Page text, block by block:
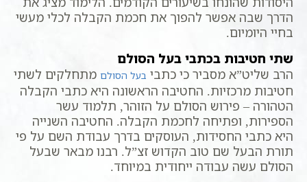
הדרך שבה אפשר להפוך את חכמת הקבלה לכלי מעשי
בחיי היומיום.
שתי חטיבות בכתבי בעל הסולם
הרב שליט”א מסביר כי כתבי בעל הסולם מתחלקים לשתי
חטיבות מרכזיות. החטיבה הראשונה היא כתבי הקבלה
הטהורה – פירוש הסולם על הזוהר, תלמוד עשר
הספירות, ופתיחה לחכמת הקבלה. החטיבה השנייה
היא כתבי החסידות, העוסקים בדרך עבודת השם על פי
תורת הבעל שם טוב הקדוש זצ”ל. רבנו מבאר שבעל
הסולם עשה עבודה ייחודית במיוחד.